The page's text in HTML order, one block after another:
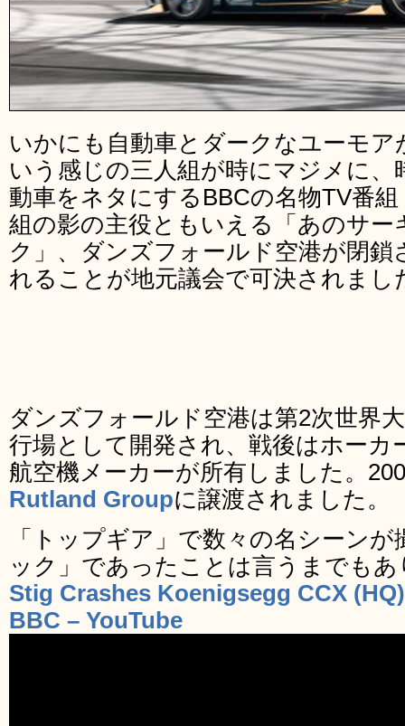
いかにも自動車とダークなユーモ
いう感じの三人組が時にマジメに、
動車をネタにするBBCの名物TV番
組の影の主役ともいえる「あのサ
ク」、ダンズフォールド空港が閉鎖
れることが地元議会で可決されまし
ダンズフォールド空港は第2次世界
行場として開発され、戦後はホーカ
航空機メーカーが所有しました。
Rutland Groupに譲渡されました。
「トップギア」で数々の名シーン
ック」であったことは言うまでも
Stig Crashes Koenigsegg CCX
BBC – YouTube